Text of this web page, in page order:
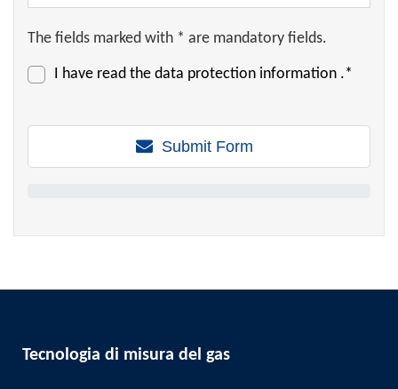
The fields marked with * are mandatory fields.
I have read the data protection information .*
Submit Form
Tecnologia di misura del gas